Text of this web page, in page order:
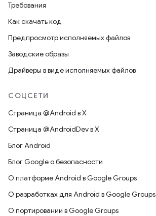
Требования
Как скачать код
Предпросмотр исполняемых файлов
Заводские образы
Драйверы в виде исполняемых файлов
СОЦСЕТИ
Страница @Android в X
Страница @AndroidDev в X
Блог Android
Блог Google о безопасности
О платформе Android в Google Groups
О разработках для Android в Google Groups
О портировании в Google Groups